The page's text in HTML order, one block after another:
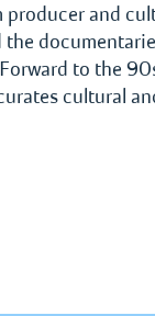
and
the
to the
cultural